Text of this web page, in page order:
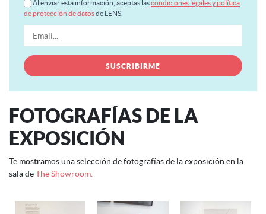
Al enviar esta información, aceptas lascondiciones legales y política
de protección de datosde LENS.
FOTOGRAFÍAS DE LA
EXPOSICIÓN
Te mostramos una selección de fotografías de la exposición en la
sala deThe Showroom.